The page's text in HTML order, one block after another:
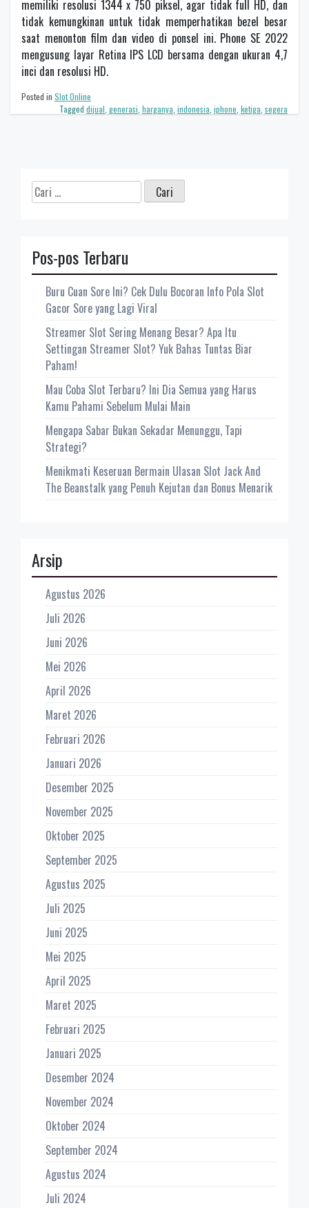
memiliki resolusi 1344 x 750 piksel, agar tidak full HD, dan
tidak kemungkinan untuk tidak memperhatikan bezel besar
saat menonton film dan video di ponsel ini. Phone SE 2022
mengusung layar Retina IPS LCD bersama dengan ukuran 4,7
inci dan resolusi HD.
Posted in Slot Online
Tagged dijual generasi harganya indonesia iphone ketiga segera
Cari
untuk:
Pos-pos Terbaru
Buru Cuan Sore Ini? Cek Dulu Bocoran Info Pola Slot
Gacor Sore yang Lagi Viral
Streamer Slot Sering Menang Besar? Apa Itu
Settingan Streamer Slot? Yuk Bahas Tuntas Biar
Paham!
Mau Coba Slot Terbaru? Ini Dia Semua yang Harus
Kamu Pahami Sebelum Mulai Main
Mengapa Sabar Bukan Sekadar Menunggu, Tapi
Strategi?
Menikmati Keseruan Bermain Ulasan Slot Jack And
The Beanstalk yang Penuh Kejutan dan Bonus Menarik
Arsip
Agustus 2026
Juli 2026
Juni 2026
Mei 2026
April 2026
Maret 2026
Februari 2026
Januari 2026
Desember 2025
November 2025
Oktober 2025
September 2025
Agustus 2025
Juli 2025
Juni 2025
Mei 2025
April 2025
Maret 2025
Februari 2025
Januari 2025
Desember 2024
November 2024
Oktober 2024
September 2024
Agustus 2024
Juli 2024